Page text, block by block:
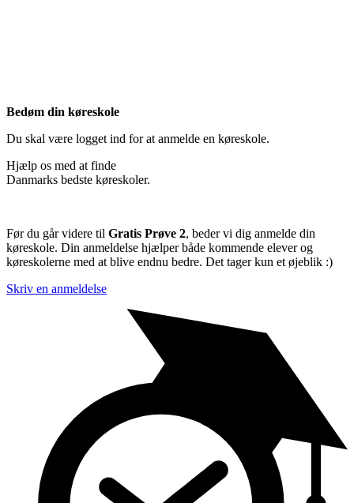
Bedøm din køreskole
Du skal være logget ind for at anmelde en køreskole.
Hjælp os med at finde
Danmarks bedste køreskoler.
Før du går videre til Gratis Prøve 2, beder vi dig anmelde din
køreskole. Din anmeldelse hjælper både kommende elever og
køreskolerne med at blive endnu bedre. Det tager kun et øjeblik :)
Skriv en anmeldelse